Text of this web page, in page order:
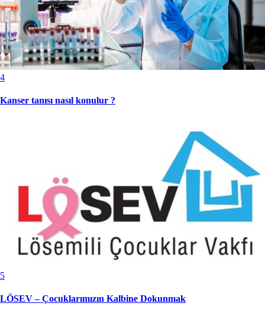
4
Kanser tanısı nasıl konulur ?
5
LÖSEV – Çocuklarımızın Kalbine Dokunmak